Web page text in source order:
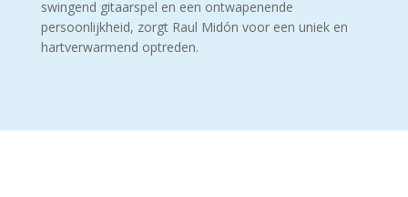
swingend gitaarspel en een ontwapenende
persoonlijkheid, zorgt Raul Midón voor een uniek en
hartverwarmend optreden.